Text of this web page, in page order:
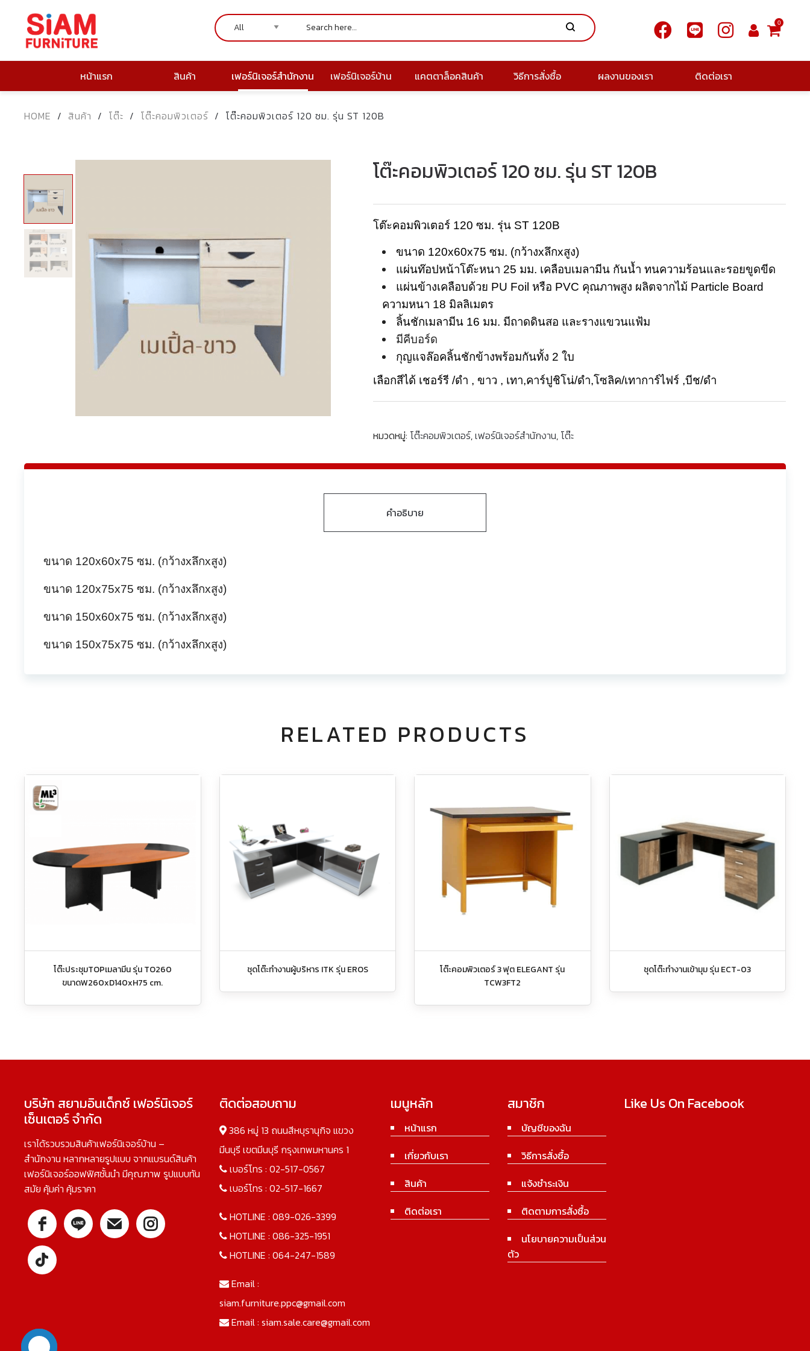
0
หน้าแรก สินค้า เฟอร์นิเจอร์สำนักงาน เฟอร์นิเจอร์บ้าน แคตตาล็อคสินค้า วิธีการสั่งซื้อ ผลงานของเรา ติดต่อเรา
HOME / สินค้า / โต๊ะ / โต๊ะคอมพิวเตอร์ / โต๊ะคอมพิวเตอร์ 120 ซม. รุ่น ST 120B
โต๊ะคอมพิวเตอร์ 120 ซม. รุ่น ST 120B
โต๊ะคอมพิวเตอร์ 120 ซม. รุ่น ST 120B
ขนาด 120x60x75 ซม. (กว้างxลึกxสูง)
แผ่นท๊อปหน้าโต๊ะหนา 25 มม. เคลือบเมลามีน กันน้ำ ทนความร้อนและรอยขูดขีด
แผ่นข้างเคลือบด้วย PU Foil หรือ PVC คุณภาพสูง ผลิตจากไม้ Particle Board
ความหนา 18 มิลลิเมตร
ลิ้นชักเมลามีน 16 มม. มีถาดดินสอ และรางแขวนแฟ้ม
มีคีบอร์ด
กุญแจล๊อคลิ้นชักข้างพร้อมกันทั้ง 2 ใบ
เลือกสีได้ เชอร์รี /ดำ , ขาว , เทา,คาร์ปูชิโน่/ดำ,โซลิค/เทาการ์ไฟร์ ,บีช/ดำ
หมวดหมู่: โต๊ะคอมพิวเตอร์,เฟอร์นิเจอร์สำนักงาน, โต๊ะ
คำอธิบาย
ขนาด 120x60x75 ซม. (กว้างxลึกxสูง)
ขนาด 120x75x75 ซม. (กว้างxลึกxสูง)
ขนาด 150x60x75 ซม. (กว้างxลึกxสูง)
ขนาด 150x75x75 ซม. (กว้างxลึกxสูง)
RELATED PRODUCTS
โต๊ะประชุมTOPเมลามีน รุ่น TO260
ขนาดW260xD140xH75 cm.
ชุดโต๊ะทำงานผู้บริหาร ITK รุ่น EROS
โต๊ะคอมพิวเตอร์ 3 ฟุต ELEGANT รุ่น
TCW3FT2
ชุดโต๊ะทำงานเข้ามุม รุ่น ECT-03
บริษัท สยามอินเด็กซ์ เฟอร์นิเจอร์
เซ็นเตอร์ จำกัด
เราได้รวบรวมสินค้าเฟอร์นิเจอร์บ้าน –
สำนักงาน หลากหลายรูปแบบ จากแบรนด์สินค้า
เฟอร์นิเจอร์ออฟฟิศชั้นนำ มีคุณภาพ รูปแบบทัน
สมัย คุ้มค่า คุ้มราคา
ติดต่อสอบถาม
386 หมู่ 13 ถนนสีหบุรานุกิจ แขวง
มีนบุรี เขตมีนบุรี กรุงเทพมหานคร 1
เบอร์โทร : 02-517-0567
เบอร์โทร : 02-517-1667
HOTLINE : 089-026-3399
HOTLINE : 086-325-1951
HOTLINE : 064-247-1589
Email :
siam.furniture.ppc@gmail.com
Email : siam.sale.care@gmail.com
เมนูหลัก
หน้าแรก
เกี่ยวกับเรา
สินค้า
ติดต่อเรา
สมาชิก
บัญชีของฉัน
วิธีการสั่งซื้อ
แจ้งชำระเงิน
ติดตามการสั่งซื้อ
นโยบายความเป็นส่วน
ตัว
Like Us On Facebook